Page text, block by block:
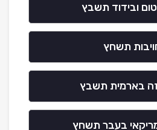
ובידוד תשבץ
תשחץ
בארמית תשבץ
בעבר תשחץ